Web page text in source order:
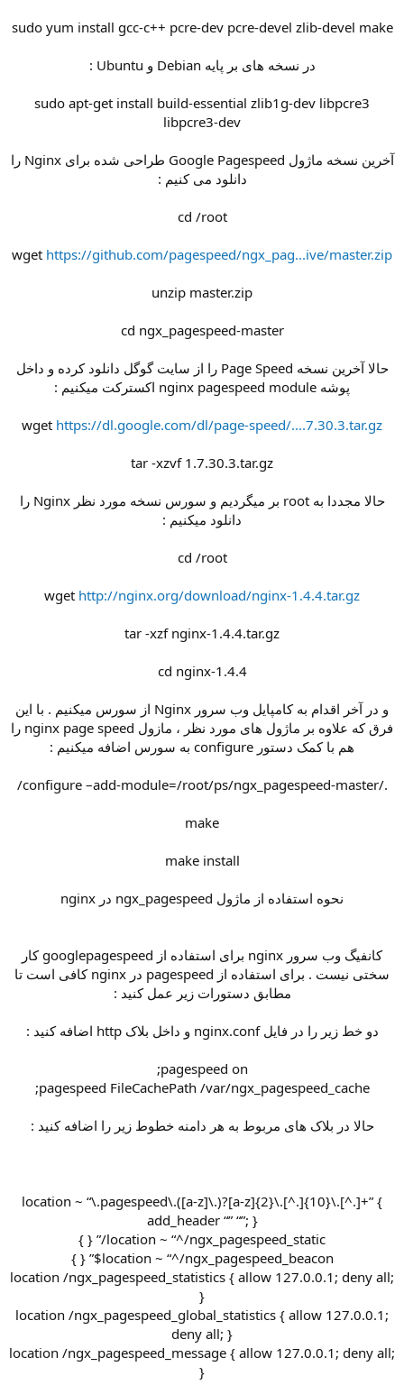
sudo yum install gcc-c++ pcre-dev pcre-devel zlib-devel make
در نسخه های بر پایه Debian و Ubuntu :
sudo apt-get install build-essential zlib1g-dev libpcre3
libpcre3-dev
آخرین نسخه ماژول Google Pagespeed طراحی شده برای Nginx را
دانلود می کنیم :
cd /root
wget https://github.com/pagespeed/ngx_pag...ive/master.zip
unzip master.zip
cd ngx_pagespeed-master
حالا آخرین نسخه Page Speed را از سایت گوگل دانلود کرده و داخل
پوشه nginx pagespeed module اکسترکت میکنیم :
wget https://dl.google.com/dl/page-speed/....7.30.3.tar.gz
tar -xzvf 1.7.30.3.tar.gz
حالا مجددا به root بر میگردیم و سورس نسخه مورد نظر Nginx را
دانلود میکنیم :
cd /root
wget http://nginx.org/download/nginx-1.4.4.tar.gz
tar -xzf nginx-1.4.4.tar.gz
cd nginx-1.4.4
و در آخر اقدام به کامپایل وب سرور Nginx از سورس میکنیم . با این
فرق که علاوه بر ماژول های مورد نظر ، مازول nginx page speed را
هم با کمک دستور configure به سورس اضافه میکنیم :
./configure –add-module=/root/ps/ngx_pagespeed-master/
make
make install
نحوه استفاده از ماژول ngx_pagespeed در nginx
کانفیگ وب سرور nginx برای استفاده از googlepagespeed کار
سختی نیست . برای استفاده از pagespeed در nginx کافی است تا
مطابق دستورات زیر عمل کنید :
دو خط زیر را در فایل nginx.conf و داخل بلاک http اضافه کنید :
pagespeed on;
pagespeed FileCachePath /var/ngx_pagespeed_cache;
حالا در بلاک های مربوط به هر دامنه خطوط زیر را اضافه کنید :
location ~ “\.pagespeed\.([a-z]\.)?[a-z]{2}\.[^.]{10}\.[^.]+” {
add_header “” “”; }
location ~ “^/ngx_pagespeed_static/” { }
location ~ “^/ngx_pagespeed_beacon$” { }
location /ngx_pagespeed_statistics { allow 127.0.0.1; deny all;
}
location /ngx_pagespeed_global_statistics { allow 127.0.0.1;
deny all; }
location /ngx_pagespeed_message { allow 127.0.0.1; deny all;
}